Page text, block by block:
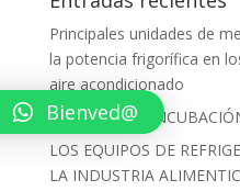
Principales unidades de
la potencia frigorífica en
aire acondicionado
PROCESO DE
LOS EQUIPOS DE
LA INDUSTRIA
Bienved@